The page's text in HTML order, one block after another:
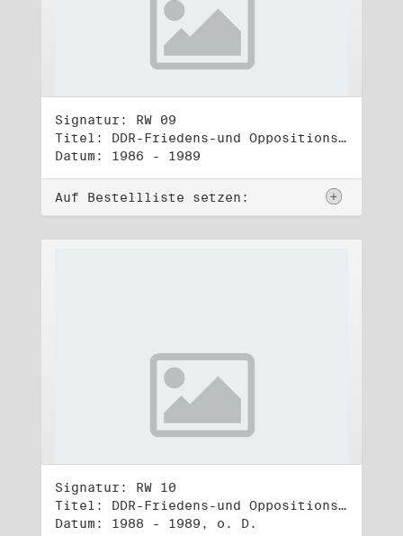
Signatur: RW 09
Titel: DDR-Friedens-und Oppositionsbewegung (2)
Datum: 1986 - 1989
Auf Bestellliste setzen:
Signatur: RW 10
Titel: DDR-Friedens-und Oppositionsbewegung (3)
Datum: 1988 - 1989, o. D.